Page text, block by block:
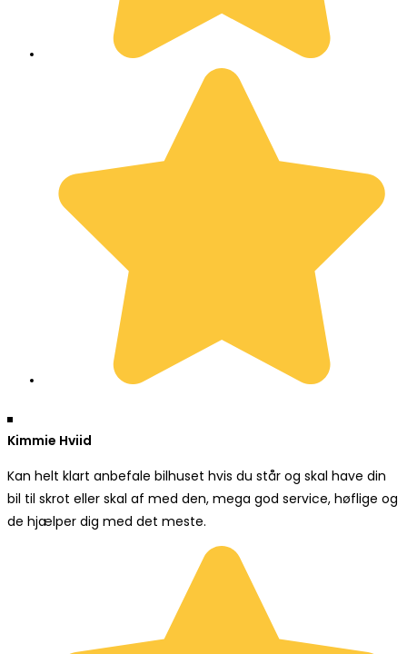
Kimmie Hviid
Kan helt klart anbefale bilhuset hvis du står og skal have din
bil til skrot eller skal af med den, mega god service, høflige og
de hjælper dig med det meste.